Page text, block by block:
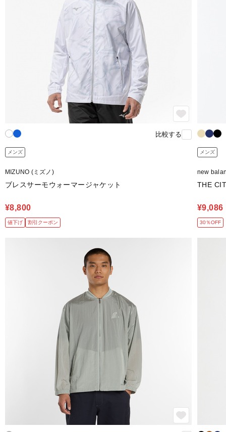
比較する
メンズ
MIZUNO (ミズノ)
ブレスサーモウォーマージャケット
¥8,800
値下げ 割引クーポン
メンズ
new
THE
¥9,086
30％OFF